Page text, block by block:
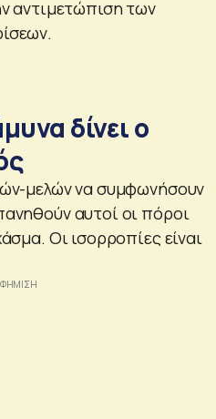
αντιμετώπιση των
δίνει ο
μελών να συμφωνήσουν
αυτοί οι πόροι
Οι ισορροπίες είναι